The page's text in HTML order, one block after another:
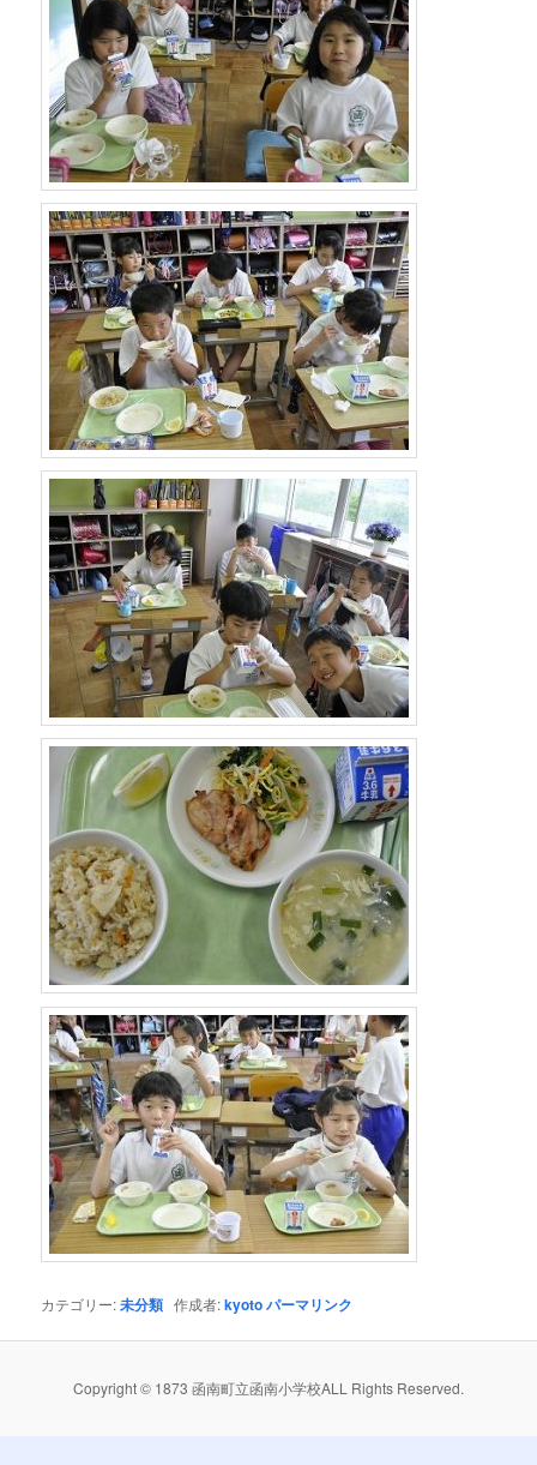
カテゴリー:未分類 作成者:kyotoパーマリンク
Copyright © 1873 函南町立函南小学校ALL Rights Reserved.